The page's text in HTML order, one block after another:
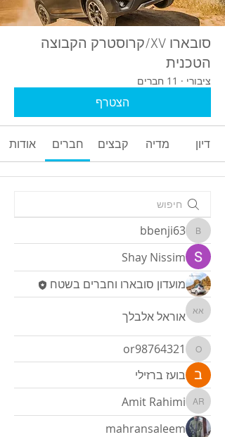
סובארו XV/קרוסטרק הקבוצה
הטכנית
ציבורי · 11 חברים
הצטרף
דיון מדיה קבצים חברים אודות
bbenji63
bbenji63
Shay Nissim
מועדון סובארו וחברים בשטח
אוראל אלבלך
אוראל אלבלך
or98764321
or98764321
בועז ברזילי
Amit Rahimi
Amit Rahimi
mahransaleem